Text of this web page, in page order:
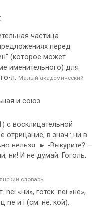
частица.
перед
(которое может
именительного) для
л. Малый академический
и союз
с восклицательной
отрицание, в знач.: ни в
нельзя. ► -Выкурите? —
ни! И не думай. Гоголь.
словарь
«ни», готск. nei «не»,
ne и i (см. не, кой).